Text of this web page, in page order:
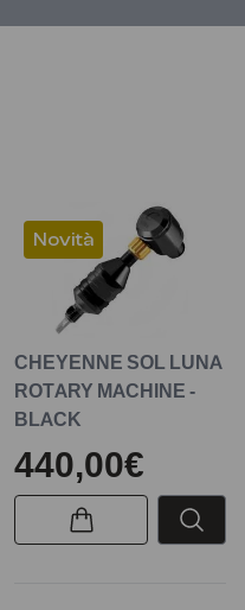
Novità
CHEYENNE SOL LUNA
ROTARY MACHINE -
BLACK
440,00€